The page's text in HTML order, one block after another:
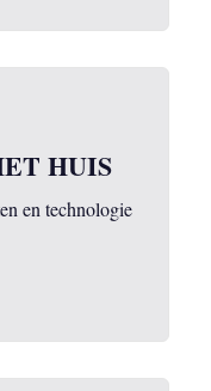
HUIS
en technologie